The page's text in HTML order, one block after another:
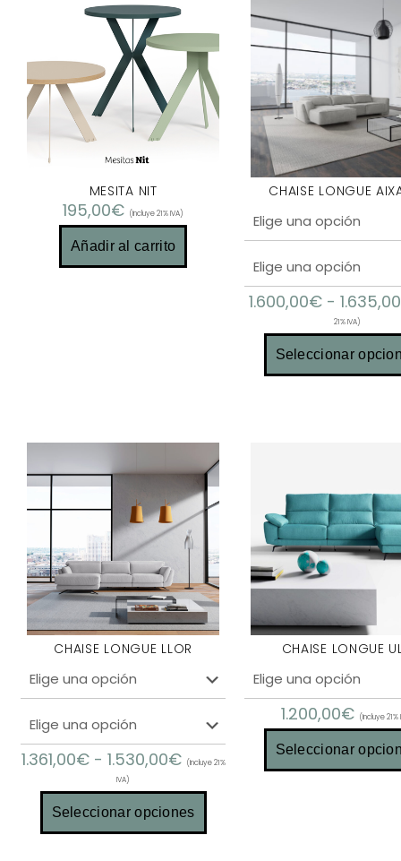
MESITA NIT
195,00€ (Incluye 21% IVA)
Añadir al carrito
CHAISE LONGUE
1.600,00€ - 1.635,00
21% IVA)
Seleccionar
CHAISE LONGUE LLOR
1.361,00€ - 1.530,00€ (Incluye 21%
IVA)
Seleccionar opciones
CHAISE LONGUE
1.200,00€ (Incluye 21%
Seleccionar